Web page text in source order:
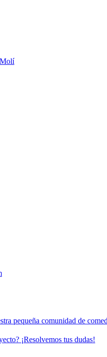
pequeña comunidad de
¡Resolvemos tus dudas!